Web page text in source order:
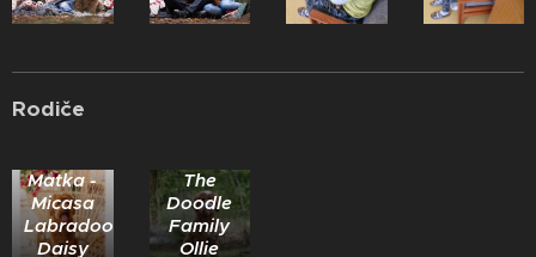
Rodiče
Matka -
Micasa
Labradoodles
Daisy
The
Doodle
Family
Ollie